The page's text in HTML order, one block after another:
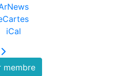
iCal
membre